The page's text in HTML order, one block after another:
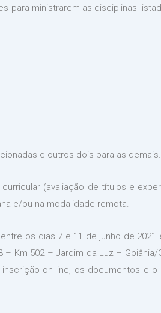
para ministrarem as disciplinas
e outros dois para as demais.
(avaliação de títulos e
e/ou na modalidade remota.
os dias 7 e 11 de junho de 2021
Km 502 – Jardim da Luz – Goiânia/
on-line, os documentos e